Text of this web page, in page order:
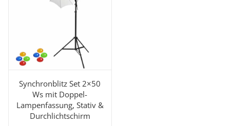
Synchronblitz Set 2×50
Ws mit Doppel-
Lampenfassung, Stativ &
Durchlichtschirm